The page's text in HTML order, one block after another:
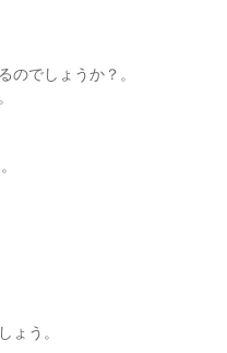
のでしょうか？。
ょう。